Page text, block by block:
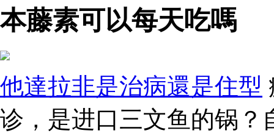
本藤素可以每天吃嗎
他達拉非是治病還是住型
诊，是进口三文鱼的锅？